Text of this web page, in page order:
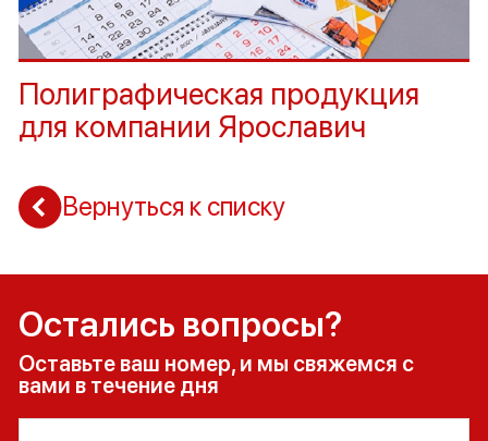
Полиграфическая продукция
для компании Ярославич
Вернуться к списку
Остались вопросы?
Оставьте ваш номер, и мы свяжемся с
вами в течение дня